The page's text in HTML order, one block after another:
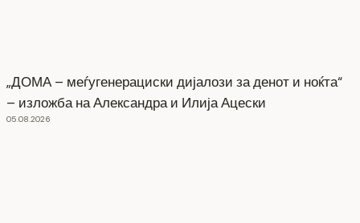
„ДОМА – меѓугенерациски дијалози за денот и ноќта“
– изложба на Александра и Илија Ацески
05.08.2026